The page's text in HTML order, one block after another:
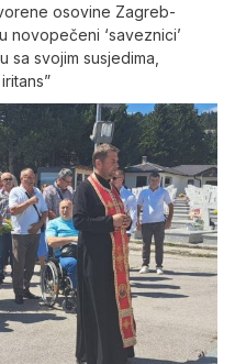
osovine Zagreb-
novopečeni ‘saveznici’
svojim susjedima,